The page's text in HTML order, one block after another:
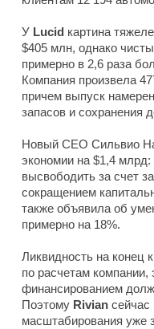
У Lucid картина
$405 млн, однако
примерно в 2,6 раза
Компания произвела
причем выпуск
запасов и сохранения
Новый CEO Сильвио
экономии на $1,4
высвободить за счет
сокращением
также объявила об
примерно на 18%.
Ликвидность на конец
по расчетам
финансированием
Поэтому Rivian сейчас
масштабирования уже